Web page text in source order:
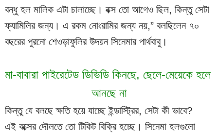
বন্ধু হল মালিক এটা চালাচ্ছে। বক্স তো আগেও ছিল, কিন্তু সেটা
ফ্যামিলির জন্য। এ রকম নোংরামির জন্য নয়,” বলছিলেন ৭০
বছরের পুরনো শেওড়াফুলির উদয়ন সিনেমার পার্থবাবু।
মা-বাবারা পাইরেটেড ডিভিডি কিনছে, ছেলে-মেয়েকে হলে
আনছে না
কিন্তু যে বলছে ক্ষতি হয়ে যাচ্ছে ইন্ডাস্ট্রির, সেটা কী ভাবে?
এই বক্সের দৌলতে তো টিকিট বিক্রি হচ্ছে। সিনেমা হলগুলো